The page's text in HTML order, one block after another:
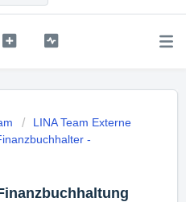
LINA Team Externe
-